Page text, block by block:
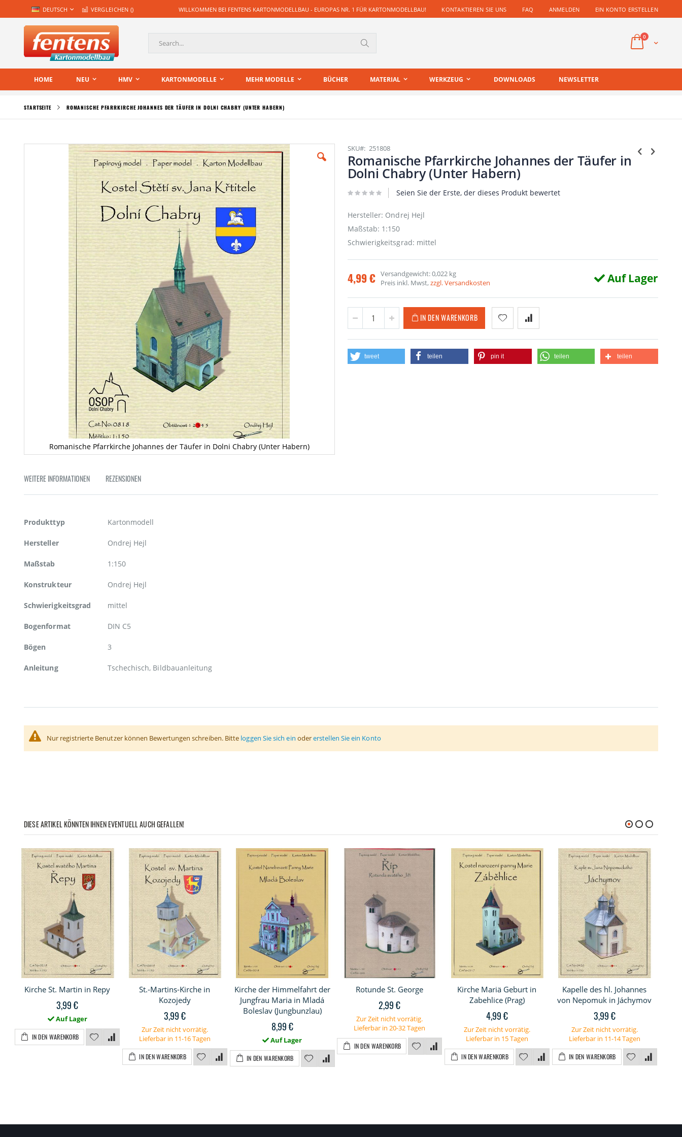
Zum
Inhalt
springen
SPRACHEDEUTSCH WILLKOMMEN BEI FENTENS KARTONMODELLBAU - EUROPAS NR. 1 FÜR KARTONMODELLBAU! KONTAKTIEREN SIE UNS
VERGLEICHEN () FAQ ANMELDEN EIN KONTO ERSTELLEN
Cart
0Artikel
HOME NEU HMV KARTONMODELLE MEHR MODELLE BÜCHER MATERIAL WERKZEUG DOWNLOADS NEWSLETTER
STARTSEITE ROMANISCHE PFARRKIRCHE JOHANNES DER TÄUFER IN DOLNI CHABRY (UNTER HABERN)
Romanische Pfarrkirche Johannes der Täufer in Dolni Chabry (Unter Habern)
der
springen
SKU 251808
Romanische Pfarrkirche Johannes der Täufer in
Dolni Chabry (Unter Habern)
Seien Sie der Erste, der dieses Produkt bewertet
Hersteller: Ondrej Hejl
Maßstab: 1:150
Schwierigkeitsgrad: mittel
4,99 € Versandgewicht: 0,022 kg
Preis inkl. Mwst,zzgl. Versandkosten Auf Lager
IN DEN WARENKORB
tweet teilen pin it teilen teilen
WEITERE INFORMATIONEN REZENSIONEN
Weitere
Produkttyp Kartonmodell
Hersteller Ondrej Hejl
Maßstab 1:150
Konstrukteur Ondrej Hejl
Schwierigkeitsgrad mittel
Bogenformat DIN C5
Bögen 3
Anleitung Tschechisch, Bildbauanleitung
Nur registrierte Benutzer können Bewertungen schreiben. Bitte loggen Sie sich ein odererstellen Sie ein Konto
DIESE ARTIKEL KÖNNTEN IHNEN EVENTUELL AUCH GEFALLEN!
Kirche St. Martin in Repy
3,99 €
Auf Lager
IN DEN WARENKORB
St.-Martins-Kirche in
Kozojedy
3,99 €
Zur Zeit nicht vorrätig.
Lieferbar in 11-16 Tagen
IN DEN WARENKORB
Kirche der Himmelfahrt der
Jungfrau Maria in Mladá
Boleslav (Jungbunzlau)
8,99 €
Auf Lager
IN DEN WARENKORB
Rotunde St. George
2,99 €
Zur Zeit nicht vorrätig.
Lieferbar in 20-32 Tagen
IN DEN WARENKORB
Kirche Mariä Geburt in
Zabehlice (Prag)
4,99 €
Zur Zeit nicht vorrätig.
Lieferbar in 15 Tagen
IN DEN WARENKORB
Kapelle des hl. Johannes
von Nepomuk in Jáchymov
3,99 €
Zur Zeit nicht vorrätig.
Lieferbar in 11-14 Tagen
IN DEN WARENKORB